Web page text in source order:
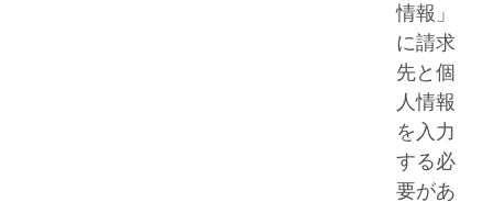
情報」
に請求
先と個
人情報
を入力
する必
要があ